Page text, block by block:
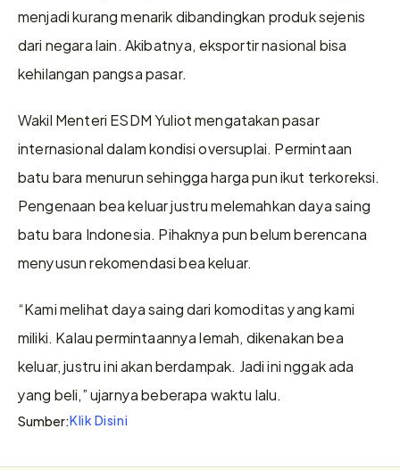
menjadi kurang menarik dibandingkan produk sejenis
dari negara lain. Akibatnya, eksportir nasional bisa
kehilangan pangsa pasar.
Wakil Menteri ESDM Yuliot mengatakan pasar
internasional dalam kondisi oversuplai. Permintaan
batu bara menurun sehingga harga pun ikut terkoreksi.
Pengenaan bea keluar justru melemahkan daya saing
batu bara Indonesia. Pihaknya pun belum berencana
menyusun rekomendasi bea keluar.
“Kami melihat daya saing dari komoditas yang kami
miliki. Kalau permintaannya lemah, dikenakan bea
keluar, justru ini akan berdampak. Jadi ini nggak ada
yang beli,” ujarnya beberapa waktu lalu.
Sumber:Klik Disini